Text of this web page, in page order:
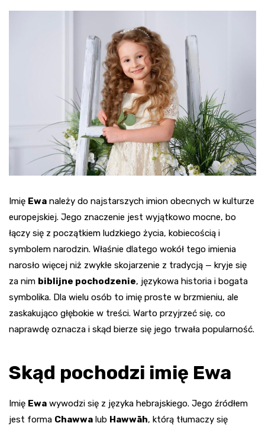
Imię Ewa należy do najstarszych imion obecnych w kulturze
europejskiej. Jego znaczenie jest wyjątkowo mocne, bo
łączy się z początkiem ludzkiego życia, kobiecością i
symbolem narodzin. Właśnie dlatego wokół tego imienia
narosło więcej niż zwykłe skojarzenie z tradycją — kryje się
za nim biblijne pochodzenie, językowa historia i bogata
symbolika. Dla wielu osób to imię proste w brzmieniu, ale
zaskakująco głębokie w treści. Warto przyjrzeć się, co
naprawdę oznacza i skąd bierze się jego trwała popularność.
Skąd pochodzi imię Ewa
Imię Ewa wywodzi się z języka hebrajskiego. Jego źródłem
jest forma Chawwa lub Hawwāh, którą tłumaczy się